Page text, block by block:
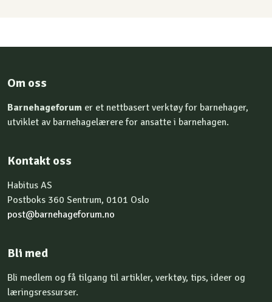
Om oss
Barnehageforum er et nettbasert verktøy for barnehager,
utviklet av barnehagelærere for ansatte i barnehagen.
Kontakt oss
Habitus AS
Postboks 360 Sentrum, 0101 Oslo
post@barnehageforum.no
Bli med
Bli medlem og få tilgang til artikler, verktøy, tips, ideer og
læringsressurser.